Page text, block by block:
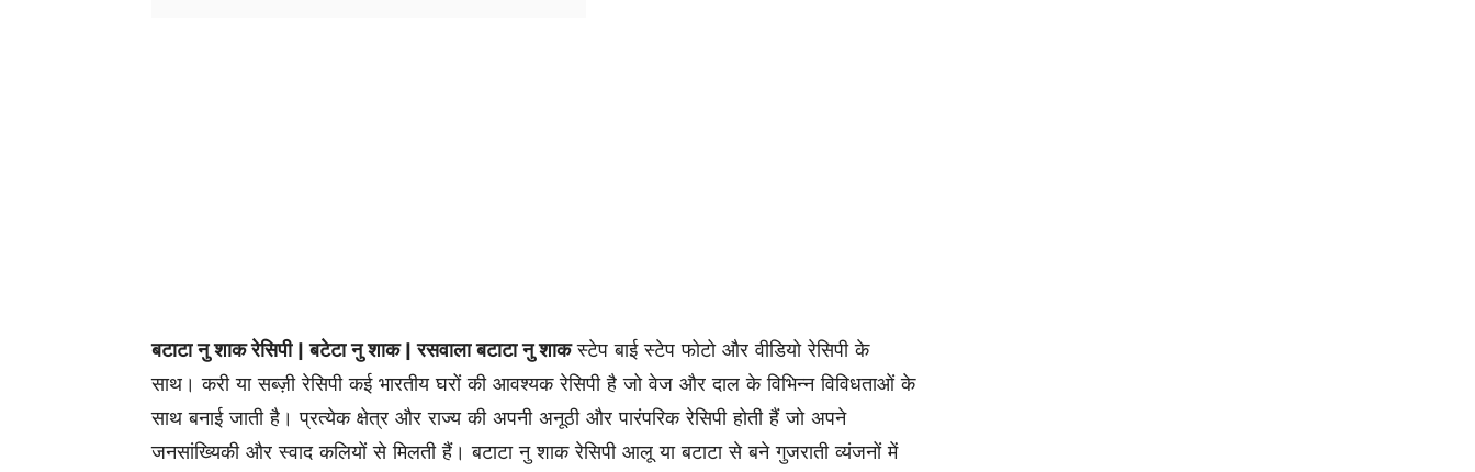
बटाटा नु शाक रेसिपी | बटेटा नु शाक | रसवाला बटाटा नु शाकस्टेप बाई स्टेप फोटो और वीडियो रेसिपी के
साथ। करी या सब्ज़ी रेसिपी कई भारतीय घरों की आवश्यक रेसिपी है जो वेज और दाल के विभिन्न विविधताओं के
साथ बनाई जाती है। प्रत्येक क्षेत्र और राज्य की अपनी अनूठी और पारंपरिक रेसिपी होती हैं जो अपने
जनसांख्यिकी और स्वाद कलियों से मिलती हैं। बटाटा नु शाक रेसिपी आलू या बटाटा से बने गुजराती व्यंजनों में